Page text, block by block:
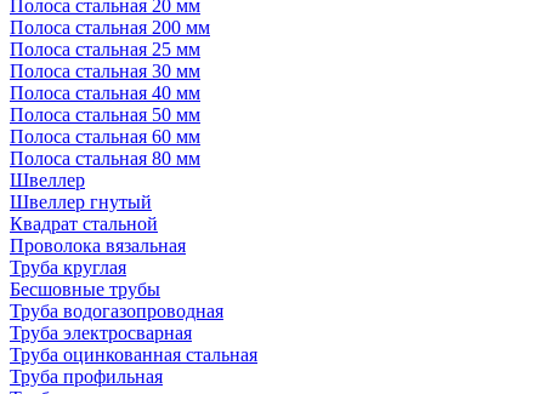
Полоса стальная 20 мм
Полоса стальная 200 мм
Полоса стальная 25 мм
Полоса стальная 30 мм
Полоса стальная 40 мм
Полоса стальная 50 мм
Полоса стальная 60 мм
Полоса стальная 80 мм
Швеллер
Швеллер гнутый
Квадрат стальной
Проволока вязальная
Труба круглая
Бесшовные трубы
Труба водогазопроводная
Труба электросварная
Труба оцинкованная стальная
Труба профильная